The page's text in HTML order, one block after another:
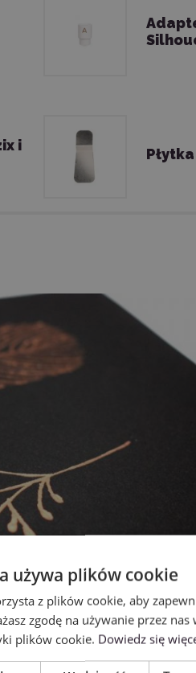
i
używa plików cookie
z plików cookie, aby
zgodę na używanie przez
plików cookie. Dowiedz się